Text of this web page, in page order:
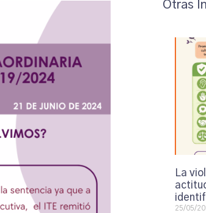
Otras
La
25/05/